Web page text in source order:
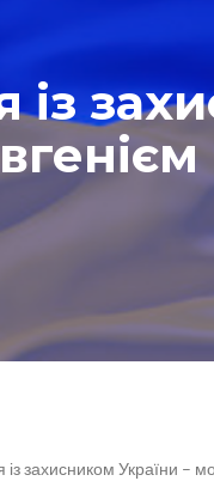
із захисником